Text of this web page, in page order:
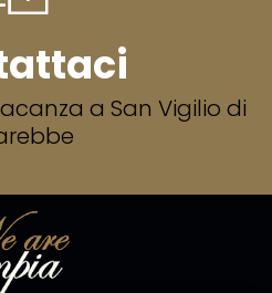
a San Vigilio di